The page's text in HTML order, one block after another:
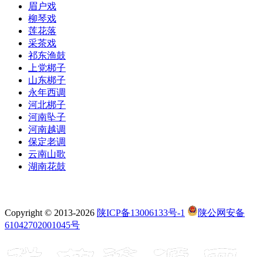
眉户戏
柳琴戏
莲花落
采茶戏
祁东渔鼓
上党梆子
山东梆子
永年西调
河北梆子
河南坠子
河南越调
保定老调
云南山歌
湖南花鼓
Copyright © 2013-2026 陕ICP备13006133号-1
陕公网安备
61042702001045号